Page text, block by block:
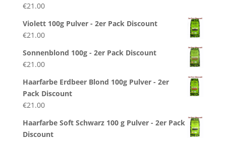
€21.00
Violett 100g Pulver - 2er Pack Discount
€21.00
Sonnenblond 100g - 2er Pack Discount
€21.00
Haarfarbe Erdbeer Blond 100g Pulver - 2er
Pack Discount
€21.00
Haarfarbe Soft Schwarz 100 g Pulver - 2er Pack
Discount